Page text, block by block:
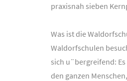
praxisnah sieben
Was ist die
Waldorfschulen
sich u¨bergreifend:
den ganzen